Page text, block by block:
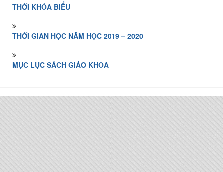
THỜI KHÓA BIỂU
THỜI GIAN HỌC NĂM HỌC 2019 – 2020
MỤC LỤC SÁCH GIÁO KHOA